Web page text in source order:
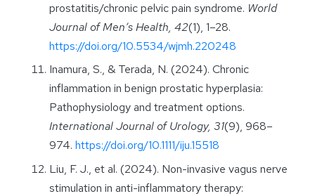
prostatitis/chronic pelvic pain syndrome. World
Journal of Men’s Health, 42(1), 1–28.
https://doi.org/10.5534/wjmh.220248
Inamura, S., & Terada, N. (2024). Chronic
inflammation in benign prostatic hyperplasia:
Pathophysiology and treatment options.
International Journal of Urology, 31(9), 968–
974. https://doi.org/10.1111/iju.15518
Liu, F. J., et al. (2024). Non-invasive vagus nerve
stimulation in anti-inflammatory therapy: